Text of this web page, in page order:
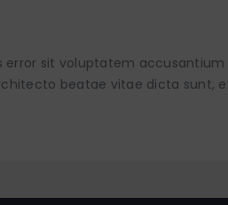
error sit voluptatem
beatae vitae dicta sunt,